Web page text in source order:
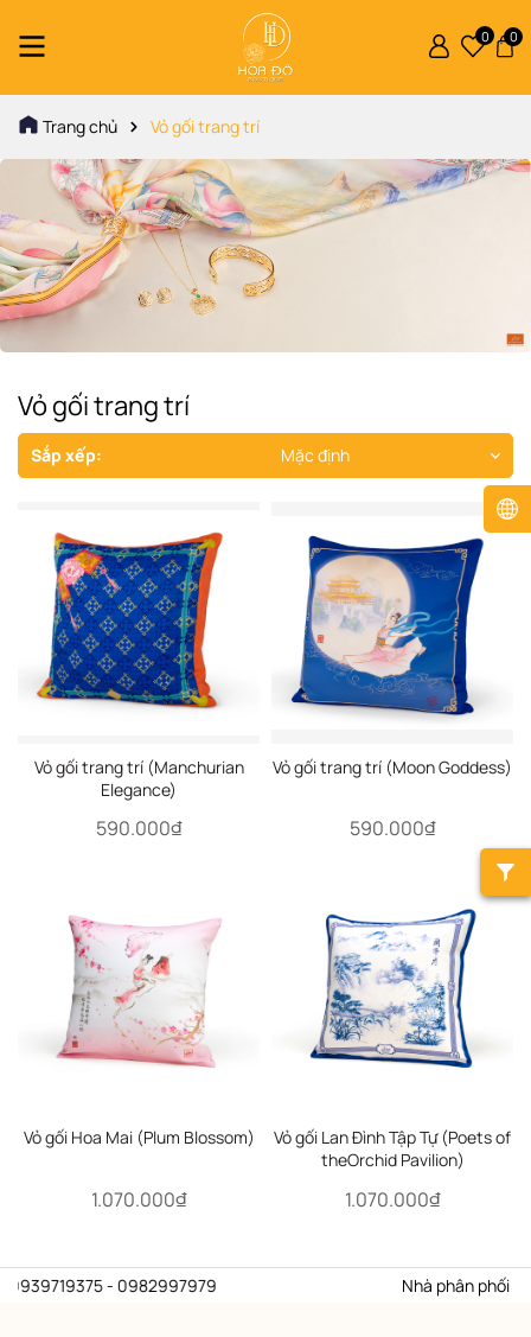
0 0
Trang chủ Vỏ gối trang trí
Vỏ gối trang trí
Sắp xếp: Mặc định
Vỏ gối trang trí (Manchurian
Elegance)
590.000₫
Vỏ gối trang trí (Moon Goddess)
590.000₫
Vỏ gối Hoa Mai (Plum Blossom)
1.070.000₫
Vỏ gối Lan Đình Tập Tự (Poets of
theOrchid Pavilion)
1.070.000₫
- 0982997979 Nhà phân phối ủy